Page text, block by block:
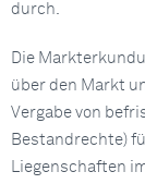
durch.
Die
über den Markt
Vergabe von
Bestandrechte)
Liegenschaften